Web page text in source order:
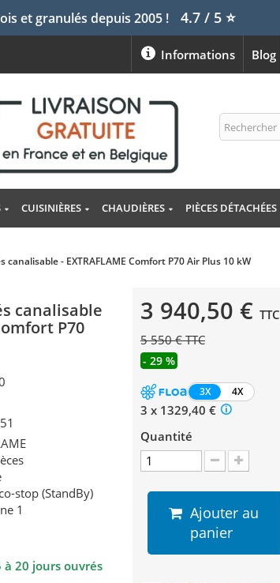
et granulés depuis 2005 ! 4.7 / 5⭐
Blog
Informations
CUISINIÈRES CHAUDIÈRES PIÈCES DÉTACHÉES
- EXTRAFLAME Comfort P70 Air Plus 10 kW
canalisable
P70
stop (StandBy)
1
à 20 jours ouvrés
3 940,50 € TTC
5 550 € TTC
- 29 %
3X 4X
3 x 1329,40 €
Quantité
Ajouter au
panier